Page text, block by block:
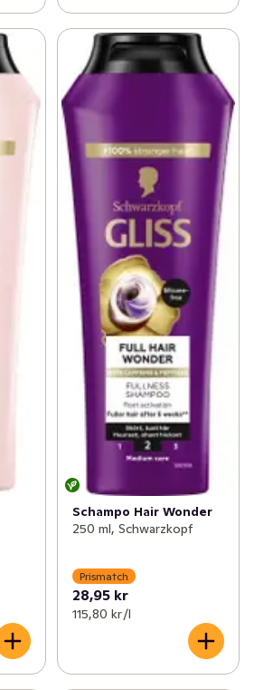
Schampo Hair Wonder
250 ml, Schwarzkopf
Prismatch
28,95 kr
115,80 kr /l